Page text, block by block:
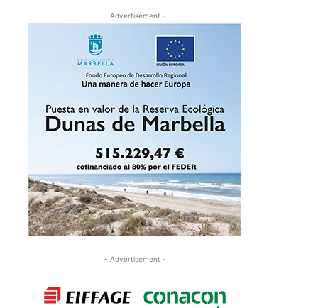
- Advertisement -
- Advertisement -